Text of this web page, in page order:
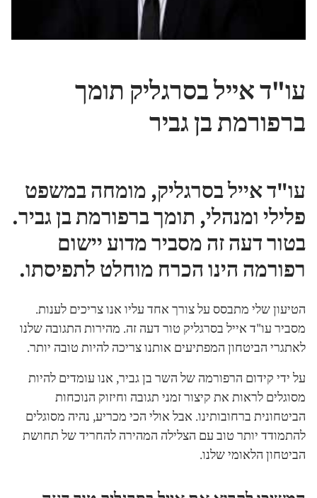
עו"ד אייל בסרגליק תומך
ברפורמת בן גביר
עו"ד אייל בסרגליק, מומחה במשפט
פלילי ומנהלי, תומך ברפורמת בן גביר.
בטור דעה זה מסביר מדוע יישום
רפורמה הינו הכרח מוחלט לתפיסתו.
הטיעון שלי מתבסס על צורך אחד עליו אנו צריכים לענות.
מסביר עו"ד אייל בסרגליק טור דעה זה. מהירות התגובה שלנו
לאתגרי הביטחון המפתיעים אותנו צריכה להיות טובה יותר.
על ידי קידום הרפורמה של השר בן גביר, אנו עומדים להיות
מסוגלים לראות את קיצור זמני תגובה וחיזוק הנוכחות
הביטחונית ברחובותינו. אבל אולי הכי מכריע, נהיה מסוגלים
להתמודד יותר טוב עם הצלילה המהירה להחריד של תחושת
הביטחון הלאומי שלנו.